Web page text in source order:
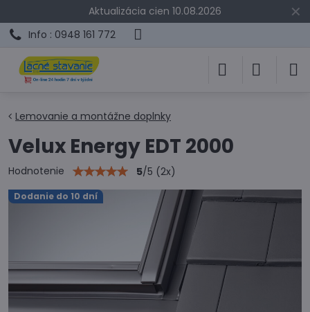
✕
Aktualizácia cien 10.08.2026
Info : 0948 161 772
Dodanie do 10 dní
Lemovanie a montážne doplnky
Velux Energy EDT 2000
Hodnotenie 5/5 (2x)